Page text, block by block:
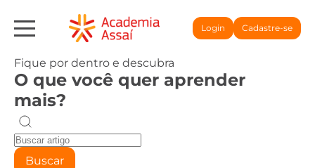
Login Cadastre-se
Fique por dentro e descubra
O que você quer aprender
mais?
Buscar